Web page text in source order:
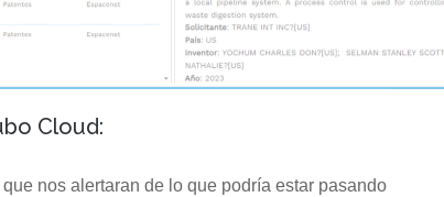
Cloud:
nos alertaran de lo que podría estar pasando